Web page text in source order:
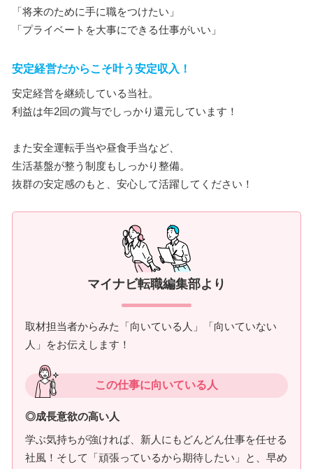
「将来のために手に職をつけたい」
「プライベートを大事にできる仕事がいい」
安定経営だからこそ叶う安定収入！
安定経営を継続している当社。
利益は年2回の賞与でしっかり還元しています！
また安全運転手当や昼食手当など、
生活基盤が整う制度もしっかり整備。
抜群の安定感のもと、安心して活躍してください！
マイナビ転職編集部より
取材担当者からみた「向いている人」「向いていない
人」をお伝えします！
この仕事に向いている人
◎成長意欲の高い人
学ぶ気持ちが強ければ、新人にもどんどん仕事を任せる
社風！そして「頑張っているから期待したい」と、早め